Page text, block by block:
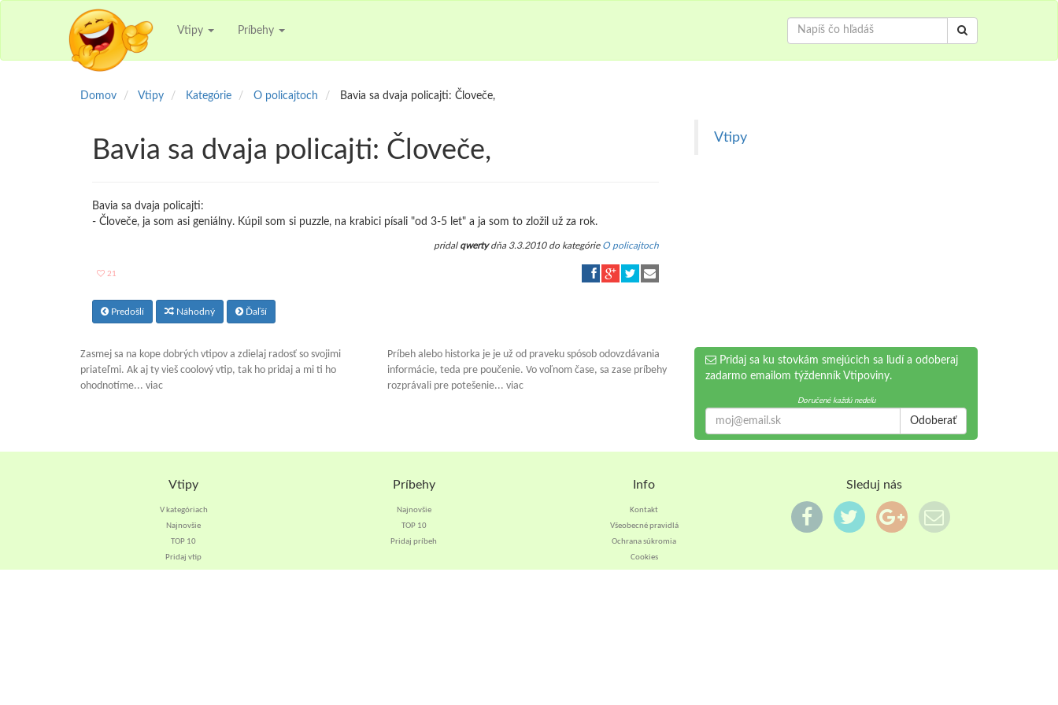
Vtipy Príbehy
Domov Vtipy Kategórie O policajtoch Bavia sa dvaja policajti: Človeče,
Bavia sa dvaja policajti: Človeče,
Bavia sa dvaja policajti:
- Človeče, ja som asi geniálny. Kúpil som si puzzle, na krabici písali "od 3-5 let" a ja som to zložil už za rok.
pridal qwertydňa 3.3.2010 do kategórie O policajtoch
21
Predošlí Náhodný Ďaľší
Vtipy
Zasmej sa na kope dobrých vtipov a zdielaj radosť so svojimi
priateľmi. Ak aj ty vieš coolový vtip, tak ho pridaj a mi ti ho
ohodnotíme... viac
Príbeh alebo historka je je už od praveku spósob odovzdávania
informácie, teda pre poučenie. Vo voľnom čase, sa zase príbehy
rozprávali pre potešenie... viac
Pridaj sa ku stovkám smejúcich sa ľudí a odoberaj
zadarmo emailom týždenník Vtipoviny.
Doručené každú nedeľu
Odoberať
Vtipy
V kategóriach
Najnovšie
TOP 10
Pridaj vtip
Príbehy
Najnovšie
TOP 10
Pridaj príbeh
Info
Kontakt
Všeobecné pravidlá
Ochrana súkromia
Cookies
Sleduj nás